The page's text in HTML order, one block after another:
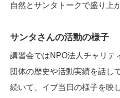
自然とサンタトークで盛り上
サンタさんの活動の様子
講習会ではNPO法人チャリテ
団体の歴史や活動実績を話し
続いて、イブ当日の様子を映